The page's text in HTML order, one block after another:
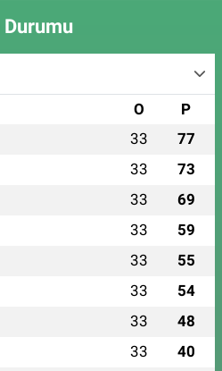
O P
33 77
33 73
33 69
33 59
33 55
33 54
33 48
33 40